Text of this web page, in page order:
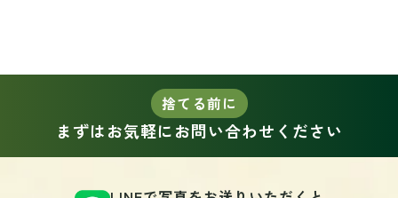
捨てる前に
まずはお気軽にお問い合わせください